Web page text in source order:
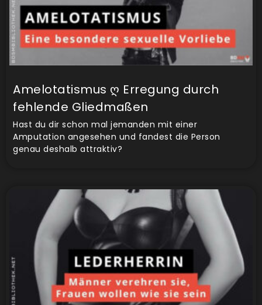
Amelotatismus ღ Erregung durch
fehlende Gliedmaßen
Hast du dir schon mal jemanden mit einer
Amputation angesehen und fandest die Person
genau deshalb attraktiv?